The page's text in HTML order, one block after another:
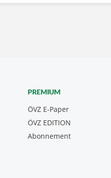
PREMIUM
ÖVZ E-Paper
Abonnement
ÖVZ EDITION